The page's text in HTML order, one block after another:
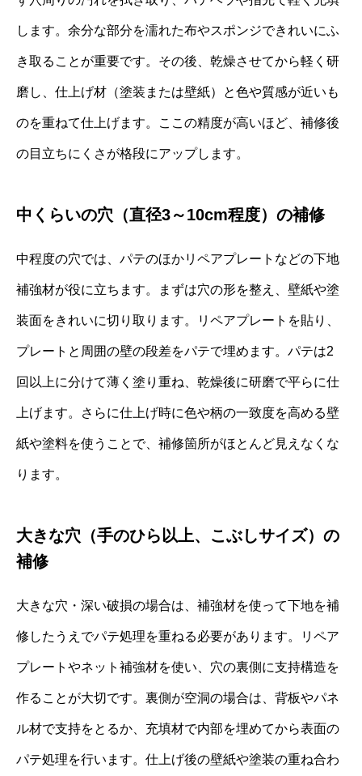
します。余分な部分を濡れた布やスポンジできれいにふ
き取ることが重要です。その後、乾燥させてから軽く研
磨し、仕上げ材（塗装または壁紙）と色や質感が近いも
のを重ねて仕上げます。ここの精度が高いほど、補修後
の目立ちにくさが格段にアップします。
中くらいの穴（直径3～10cm程度）の補修
中程度の穴では、パテのほかリペアプレートなどの下地
補強材が役に立ちます。まずは穴の形を整え、壁紙や塗
装面をきれいに切り取ります。リペアプレートを貼り、
プレートと周囲の壁の段差をパテで埋めます。パテは2
回以上に分けて薄く塗り重ね、乾燥後に研磨で平らに仕
上げます。さらに仕上げ時に色や柄の一致度を高める壁
紙や塗料を使うことで、補修箇所がほとんど見えなくな
ります。
大きな穴（手のひら以上、こぶしサイズ）の
補修
大きな穴・深い破損の場合は、補強材を使って下地を補
修したうえでパテ処理を重ねる必要があります。リペア
プレートやネット補強材を使い、穴の裏側に支持構造を
作ることが大切です。裏側が空洞の場合は、背板やパネ
ル材で支持をとるか、充填材で内部を埋めてから表面の
パテ処理を行います。仕上げ後の壁紙や塗装の重ね合わ